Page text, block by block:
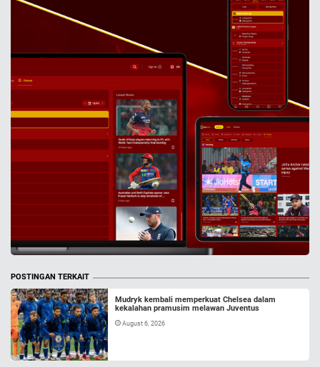
POSTINGAN TERKAIT
Mudryk kembali memperkuat Chelsea dalam
kekalahan pramusim melawan Juventus
August 6, 2026